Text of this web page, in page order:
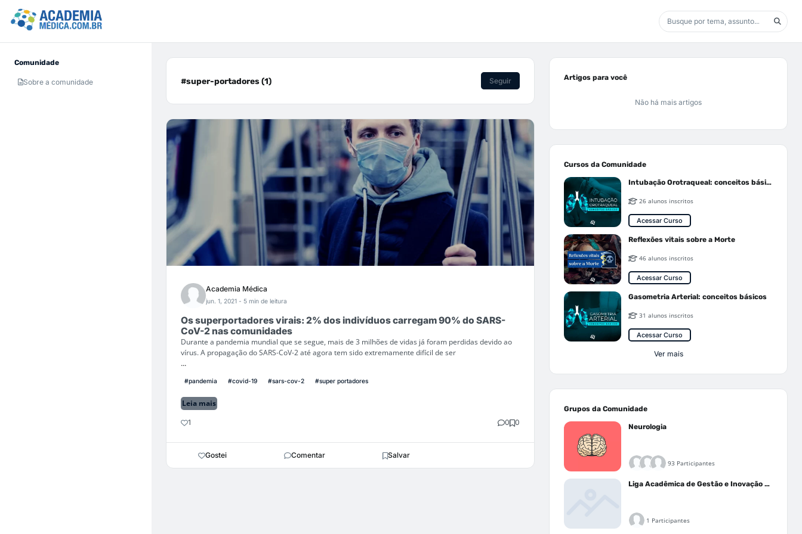
Comunidade
Sobre a comunidade #super-portadores (1) Seguir
Academia Médica
jun. 1, 2021 - 5 min de leitura
Os superportadores virais: 2% dos indivíduos carregam 90% do SARS-
CoV-2 nas comunidades
Durante a pandemia mundial que se segue, mais de 3 milhões de vidas já foram perdidas devido ao
vírus. A propagação do SARS-CoV-2 até agora tem sido extremamente difícil de ser
...
#pandemia #covid-19 #sars-cov-2 #super portadores
Leia mais
1 0 0
Gostei Comentar Salvar
Artigos para você
Não há mais artigos
Cursos da Comunidade
Intubação Orotraqueal: conceitos básicos
26 alunos inscritos
Acessar Curso
Reflexões vitais sobre a Morte
46 alunos inscritos
Acessar Curso
Gasometria Arterial: conceitos básicos
31 alunos inscritos
Acessar Curso
Ver mais
Grupos da Comunidade
Neurologia
93 Participantes
Liga Acadêmica de Gestão e Inovação Médica - LAGIM
1 Participantes